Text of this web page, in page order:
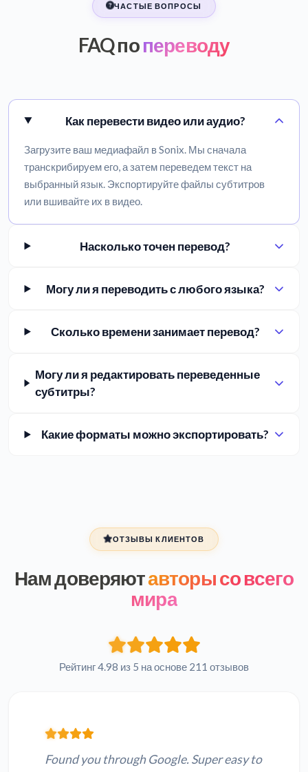
ЧАСТЫЕ ВОПРОСЫ
FAQ попереводу
Как перевести видео или аудио?
Загрузите ваш медиафайл в Sonix. Мы сначала
транскрибируем его, а затем переведем текст на
выбранный язык. Экспортируйте файлы субтитров
или вшивайте их в видео.
Насколько точен перевод?
Могу ли я переводить с любого языка?
Сколько времени занимает перевод?
Могу ли я редактировать переведенные
субтитры?
Какие форматы можно экспортировать?
ОТЗЫВЫ КЛИЕНТОВ
Нам доверяютавторы со всего
мира
Рейтинг 4.98 из 5 на основе 211 отзывов
Found you through Google. Super easy to